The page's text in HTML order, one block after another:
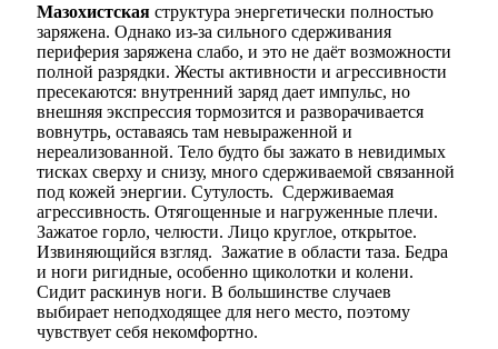
Мазохистская структура энергетически полностью
заряже­на. Однако из-за сильного сдерживания
периферия заряжена слабо, и это не даёт возможности
полной разрядки. Жесты активности и агрессивности
пресекаются: внутренний заряд дает импульс, но
внешняя экспрес­сия тормозится и разворачивается
вовнутрь, оставаясь там невыраженной и
нереализованной. Тело будто бы зажато в невидимых
тисках сверху и снизу, много сдерживаемой связанной
под кожей энергии. Сутулость. Сдерживаемая
агрессивность. Отягощенные и нагруженные плечи.
Зажатое горло, челюсти. Лицо круглое, открытое.
Извиняющийся взгляд. Зажатие в области таза. Бедра
и ноги ригидные, особенно щиколотки и колени.
Сидит раскинув ноги. В большинстве случаев
выбирает неподходящее для него место, поэтому
чувствует себя некомфортно.